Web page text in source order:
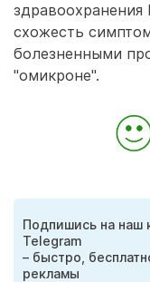
схожесть
болезненными
"омикроне".
Подпишись на наш
Telegram
– быстро,
рекламы